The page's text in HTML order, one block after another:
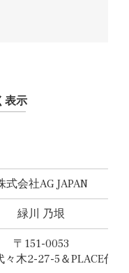
表示
式会社AG JAPAN
緑川 乃垠
〒151-0053
木2-27-5＆PLACE代